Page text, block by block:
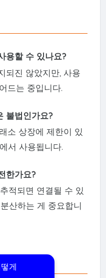
용할 수 있나요?
되진 않았지만, 사용
드는 중입니다.
불법인가요?
소 상장에 제한이 있
서 사용됩니다.
한가요?
적되면 연결될 수 있
산하는 게 중요합니
게